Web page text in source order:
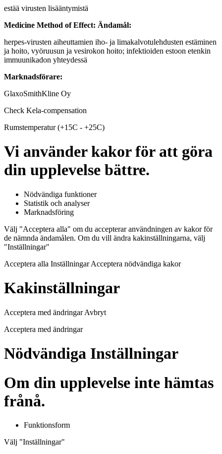
estää virusten lisääntymistä
Medicine Method of Effect: Ändamål:
herpes-virusten aiheuttamien iho- ja limakalvotulehdusten estäminen
ja hoito, vyöruusun ja vesirokon hoito; infektioiden estoon etenkin
immuunikadon yhteydessä
Marknadsförare:
GlaxoSmithKline Oy
Check Kela-compensation
Rumstemperatur (+15C - +25C)
Vi använder kakor för att göra
din upplevelse bättre.
Nödvändiga funktioner
Statistik och analyser
Marknadsföring
Välj "Acceptera alla" om du accepterar användningen av kakor för
de nämnda ändamålen. Om du vill ändra kakinställningarna, välj
"Inställningar"
Acceptera alla Inställningar Acceptera nödvändiga kakor
Kakinställningar
Acceptera med ändringar Avbryt
Acceptera med ändringar
Nödvändiga Inställningar
Om din upplevelse inte hämtas
frånå.
Funktionsform
Välj "Inställningar"